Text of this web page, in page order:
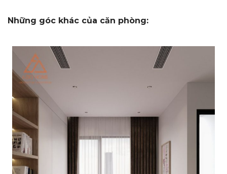
Những góc khác của căn phòng: